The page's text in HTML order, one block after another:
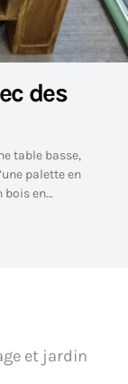
des
table basse,
palette en
bois en…
et jardin